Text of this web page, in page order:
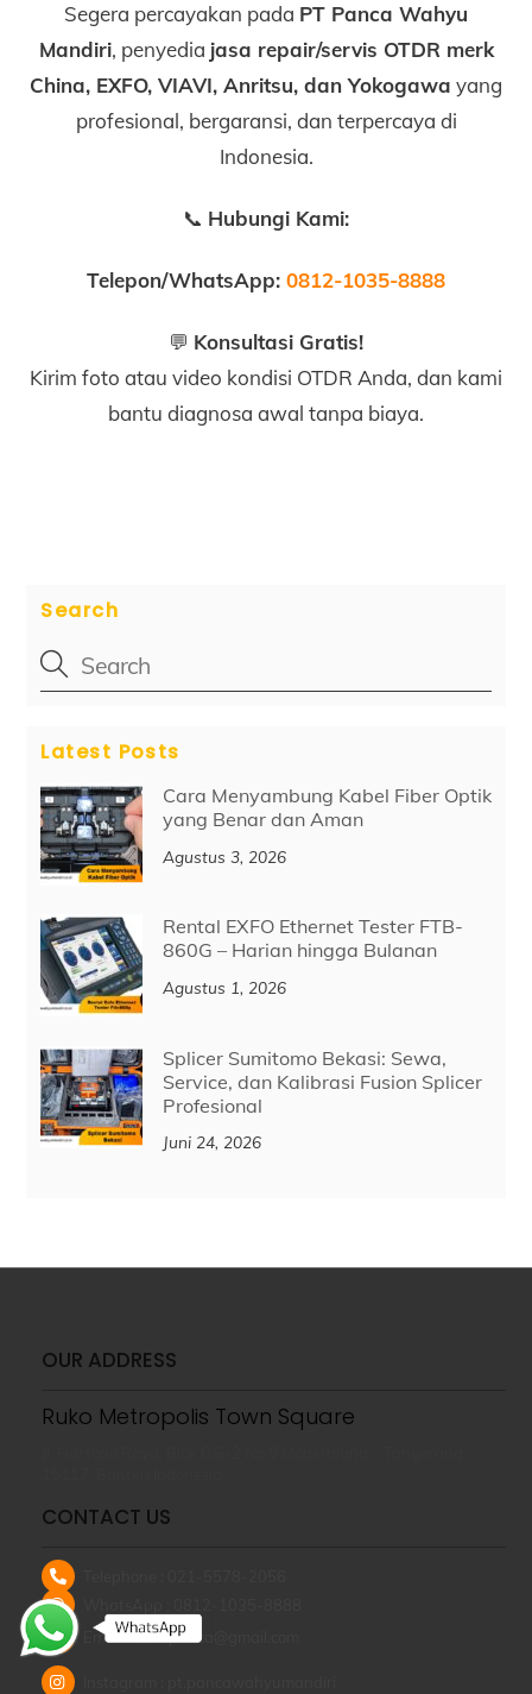
Segera percayakan pada PT Panca Wahyu
Mandiri, penyedia jasa repair/servis OTDR merk
China, EXFO, VIAVI, Anritsu, dan Yokogawa yang
profesional, bergaransi, dan terpercaya di
Indonesia.
📞 Hubungi Kami:
Telepon/WhatsApp: 0812-1035-8888
💬 Konsultasi Gratis!
Kirim foto atau video kondisi OTDR Anda, dan kami
bantu diagnosa awal tanpa biaya.
Search
Latest Posts
Cara Menyambung Kabel Fiber Optik
yang Benar dan Aman
Agustus 3, 2026
Rental EXFO Ethernet Tester FTB-
860G – Harian hingga Bulanan
Agustus 1, 2026
Splicer Sumitomo Bekasi: Sewa,
Service, dan Kalibrasi Fusion Splicer
Profesional
Juni 24, 2026
OUR ADDRESS
Ruko Metropolis Town Square
CONTACT US
Email : adm.panca@gmail.com